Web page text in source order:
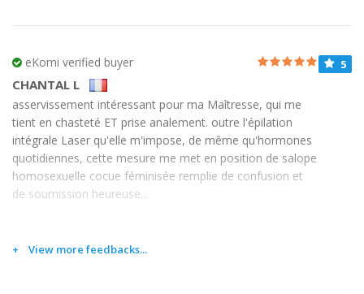
eKomi verified buyer
CHANTAL L
5
asservissement intéressant pour ma Maîtresse, qui me
tient en chasteté ET prise analement. outre l'épilation
intégrale Laser qu'elle m'impose, de même qu'hormones
quotidiennes, cette mesure me met en position de salope
homosexuelle cocue féminisée remplie de confusion et
de soumission heureuse...
View more feedbacks...